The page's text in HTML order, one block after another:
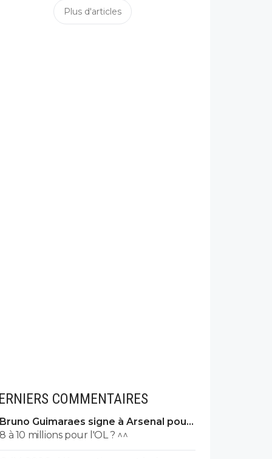
Plus d'articles
COMMENTAIRES
Bruno Guimaraes signe à Arsenal pour
90 ME (officiel)
8 à 10 millions pour l'OL ? ^^